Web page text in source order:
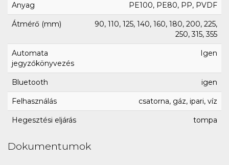
Anyag PE100, PE80, PP, PVDF
Átmérő (mm)
90, 110, 125, 140, 160, 180, 200, 225,
250, 315, 355
Automata
jegyzőkönyvezés
Igen
Bluetooth igen
Felhasználás csatorna, gáz, ipari, víz
Hegesztési eljárás tompa
Dokumentumok